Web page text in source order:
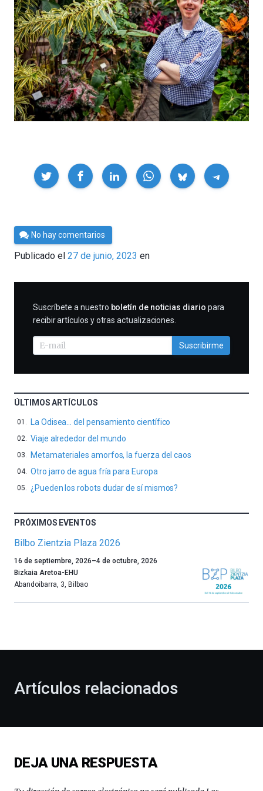
Compartir
Por
César
Tomé
No hay comentarios
Publicado el 27 de junio, 2023 en
SUSCRIBIRME
Suscríbete a nuestro boletín de noticias diario para
recibir artículos y otras actualizaciones.
Suscribirme
ÚLTIMOS ARTÍCULOS
La Odisea… del pensamiento científico
Viaje alrededor del mundo
Metamateriales amorfos, la fuerza del caos
Otro jarro de agua fría para Europa
¿Pueden los robots dudar de sí mismos?
PRÓXIMOS EVENTOS
Bilbo Zientzia Plaza 2026
Un
año
más,
celebración
novena
Bilbo
16 de septiembre, 2026–4 de octubre, 2026
Bizkaia Aretoa-EHU
Abandoibarra, 3, Bilbao
Artículos relacionados
DEJA UNA RESPUESTA